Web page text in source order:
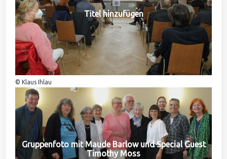
Titel hinzufügen
© Klaus Ihlau
Gruppenfoto mit Maude Barlow und Special Guest
Timothy Moss